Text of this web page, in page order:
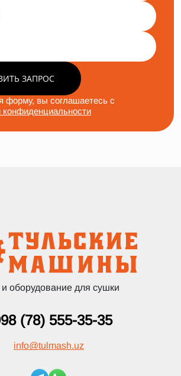
ЗАПРОС
форму, вы соглашаетесь с
конфиденциальности
оборудование для сушки
(78) 555-35-35
info@tulmash.uz